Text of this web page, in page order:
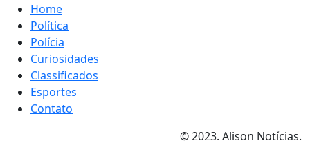
Home
Política
Polícia
Curiosidades
Classificados
Esportes
Contato
© 2023. Alison Notícias.